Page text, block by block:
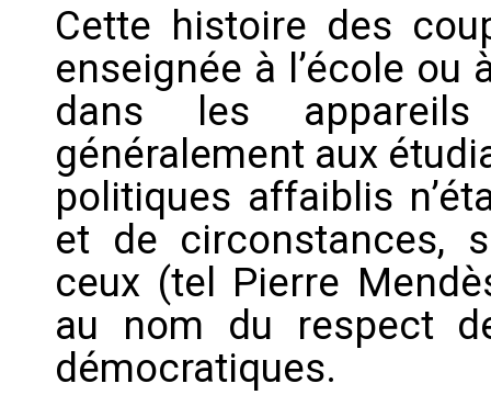
Cette histoire des
enseignée à l’école ou
dans les
généralement aux
politiques affaiblis
et de circonstances,
ceux (tel Pierre
au nom du respect
démocratiques.